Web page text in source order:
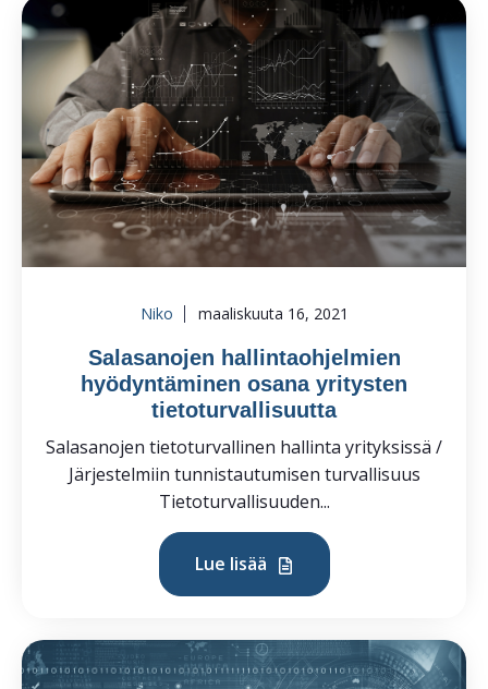
Niko maaliskuuta 16, 2021
Salasanojen hallintaohjelmien
hyödyntäminen osana yritysten
tietoturvallisuutta
Salasanojen tietoturvallinen hallinta yrityksissä /
Järjestelmiin tunnistautumisen turvallisuus
Tietoturvallisuuden...
Lue lisää